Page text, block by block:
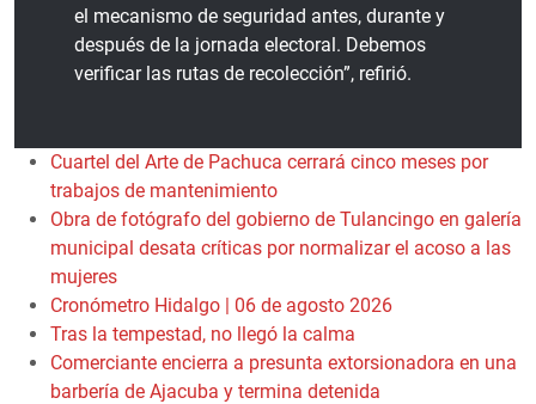
el mecanismo de seguridad antes, durante y
después de la jornada electoral. Debemos
verificar las rutas de recolección”, refirió.
Cuartel del Arte de Pachuca cerrará cinco meses por
trabajos de mantenimiento
Obra de fotógrafo del gobierno de Tulancingo en galería
municipal desata críticas por normalizar el acoso a las
mujeres
Cronómetro Hidalgo | 06 de agosto 2026
Tras la tempestad, no llegó la calma
Comerciante encierra a presunta extorsionadora en una
barbería de Ajacuba y termina detenida